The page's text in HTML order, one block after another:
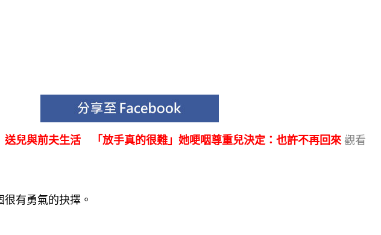
送兒與前夫生活 「放手真的很難」她哽咽尊重兒決定：也許不再回來 觀看
有勇氣的抉擇。